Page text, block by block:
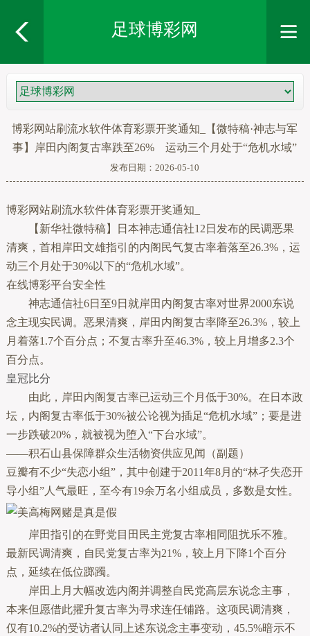
足球博彩网
博彩网站刷流水软件体育彩票开奖通知_【微特稿·神志与军
事】岸田内阁复古率跌至26% 运动三个月处于“危机水域”
发布日期：2026-05-10
博彩网站刷流水软件体育彩票开奖通知_
【新华社微特稿】日本神志通信社12日发布的民调恶果
清爽，首相岸田文雄指引的内阁民气复古率着落至26.3%，运
动三个月处于30%以下的“危机水域”。
在线博彩平台安全性
神志通信社6日至9日就岸田内阁复古率对世界2000东说
念主现实民调。恶果清爽，岸田内阁复古率降至26.3%，较上
月着落1.7个百分点；不复古率升至46.3%，较上月增多2.3个
百分点。
皇冠比分
由此，岸田内阁复古率已运动三个月低于30%。在日本政
坛，内阁复古率低于30%被公论视为插足“危机水域”；要是进
一步跌破20%，就被视为堕入“下台水域”。
——积石山县保障群众生活物资供应见闻（副题）
豆瓣有不少“失恋小组”，其中创建于2011年8月的“林孑失恋开
导小组”人气最旺，至今有19余万名小组成员，多数是女性。
岸田指引的在野党目田民主党复古率相同阻扰乐不雅。
最新民调清爽，自民党复古率为21%，较上月下降1个百分
点，延续在低位踯躅。
岸田上月大幅改选内阁并调整自民党高层东说念主事，
本来但愿借此擢升复古率为寻求连任铺路。这项民调清爽，
仅有10.2%的受访者认同上述东说念主事变动，45.5%暗示不